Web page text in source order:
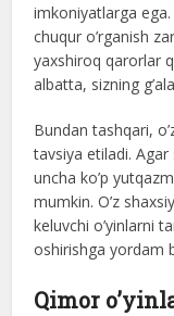
imkoniyatlarga ega.
chuqur o’rganish
yaxshiroq qarorlar
albatta, sizning
Bundan tashqari,
tavsiya etiladi. Agar
uncha ko’p
mumkin. O’z
keluvchi o’yinlarni
oshirishga yordam
Qimor